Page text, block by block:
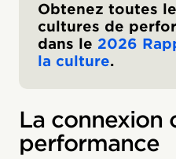
Obtenez toutes
cultures de
dans le 2026
la culture.
La connexion
performance